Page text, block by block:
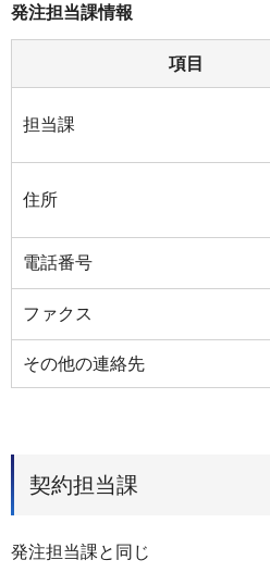
発注担当課情報
項目
担当課
住所
電話番号
ファクス
その他の連絡先
契約担当課
発注担当課と同じ